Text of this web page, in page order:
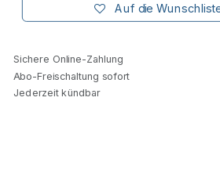
Auf die
Sichere Online-Zahlung
Abo-Freischaltung sofort
Jederzeit kündbar